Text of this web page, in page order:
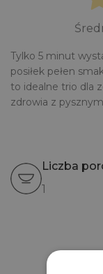
Tylko 5 minut
posiłek pełen
to idealne trio dla
zdrowia z
Liczba
1